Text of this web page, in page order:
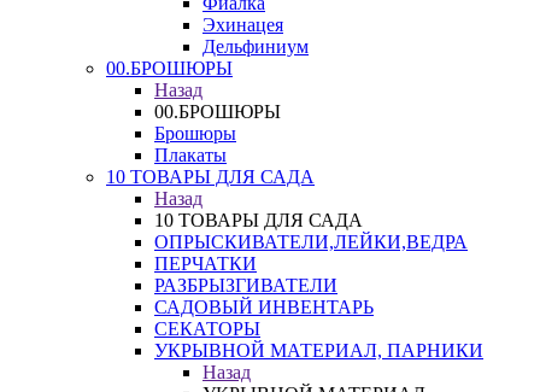
Эхинацея
Дельфиниум
00.БРОШЮРЫ
Назад
00.БРОШЮРЫ
Брошюры
Плакаты
10 ТОВАРЫ ДЛЯ САДА
Назад
10 ТОВАРЫ ДЛЯ САДА
ОПРЫСКИВАТЕЛИ,ЛЕЙКИ,ВЕДРА
ПЕРЧАТКИ
РАЗБРЫЗГИВАТЕЛИ
САДОВЫЙ ИНВЕНТАРЬ
СЕКАТОРЫ
УКРЫВНОЙ МАТЕРИАЛ, ПАРНИКИ
Назад